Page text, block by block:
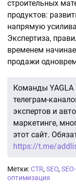
строительных
продуктов:
напрямую
Экспертиза,
временем
продажи
Команды YAGLA
телеграм-
экспертов и
маркетинге,
этот сайт.
https://t.me/
Метки:CTR, SEO,
оптимизация